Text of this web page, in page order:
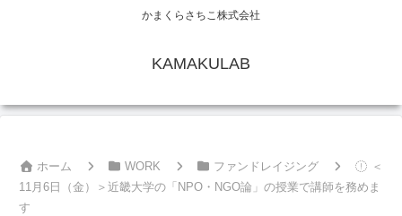
かまくらさちこ株式会社
KAMAKULAB
ホーム WORK ファンドレイジング
＜
11月6日（金）＞近畿大学の「NPO・NGO論」の授業で講師を務めま
す